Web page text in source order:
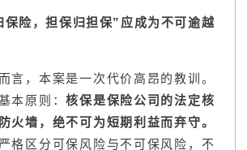
保险，担保归担保”应成为不可逾越
言，本案是一次代价高昂的教训。
本原则：核保是保险公司的法定核
火墙，绝不可为短期利益而弃守。
格区分可保风险与不可保风险，不